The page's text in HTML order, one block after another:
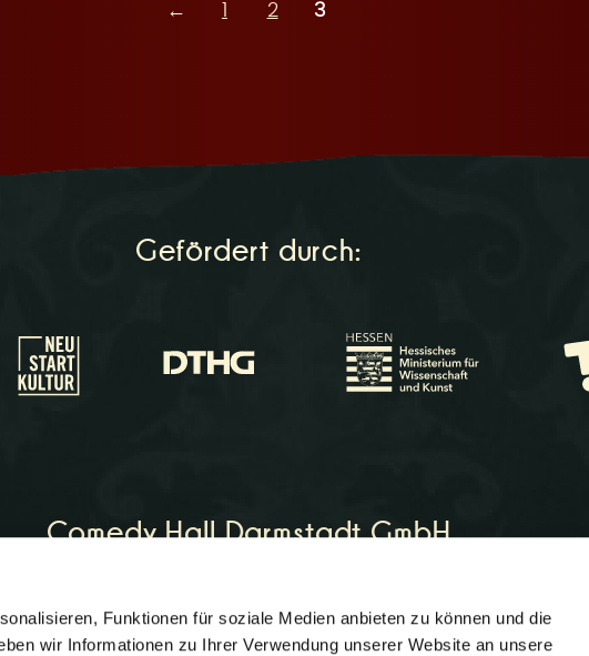
Funktionen für soziale Medien anbieten zu können und die
wir Informationen zu Ihrer Verwendung unserer Website an unsere
← 2 3
Gefördert durch:
Comedy Hall Darmstadt GmbH
06151 - 964266